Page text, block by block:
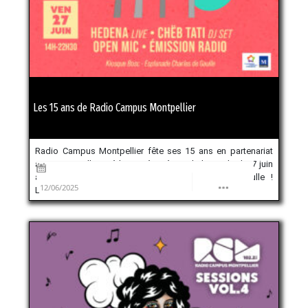
Les 15 ans de Radio Campus Montpellier
Radio Campus Montpellier fête ses 15 ans en partenariat
avec Montpellier Méditerranée Métropole le vendredi 27 juin
au Kiosque Bosc, sur l’Esplanade Charles de Gaulle !
L’Association pour le Développement […]
12/06/2025